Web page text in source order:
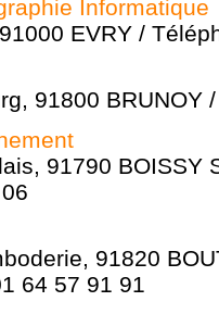
Informatique
EVRY /
91800 BRUNOY
91790 BOISSY
91820
64 57 91 91